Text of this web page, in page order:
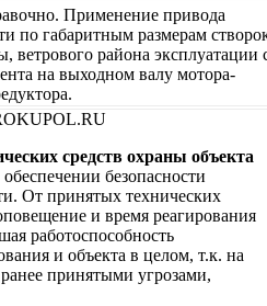
Применение привода
по габаритным размерам
ветрового района эксплуатации
на выходном валу мотора-
средств охраны объекта
безопасности
От принятых технических
и время реагирования
работоспособность
и объекта в целом, т.к. на
принятыми угрозами,